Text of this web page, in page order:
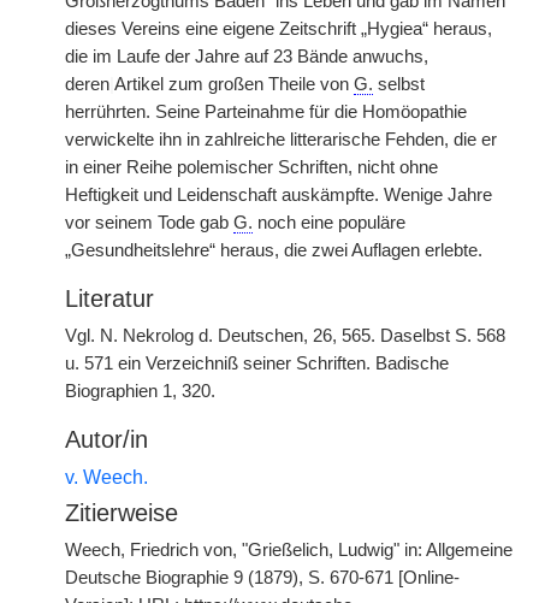
dieses Vereins eine eigene Zeitschrift „Hygiea“ heraus,
die im Laufe der Jahre auf 23 Bände anwuchs,
deren Artikel zum großen Theile von G. selbst
herrührten. Seine Parteinahme für die Homöopathie
verwickelte ihn in zahlreiche litterarische Fehden, die er
in einer Reihe polemischer Schriften, nicht ohne
Heftigkeit und Leidenschaft auskämpfte. Wenige Jahre
vor seinem Tode gab G. noch eine populäre
„Gesundheitslehre“ heraus, die zwei Auflagen erlebte.
Literatur
Vgl. N. Nekrolog d. Deutschen, 26, 565. Daselbst S. 568
u. 571 ein Verzeichniß seiner Schriften. Badische
Biographien 1, 320.
Autor/in
v. Weech.
Zitierweise
Weech, Friedrich von, "Grießelich, Ludwig" in: Allgemeine
Deutsche Biographie 9 (1879), S. 670-671 [Online-